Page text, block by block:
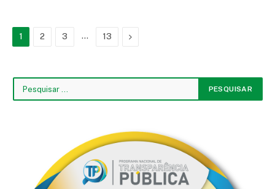
1 2 3 … 13 Proximo